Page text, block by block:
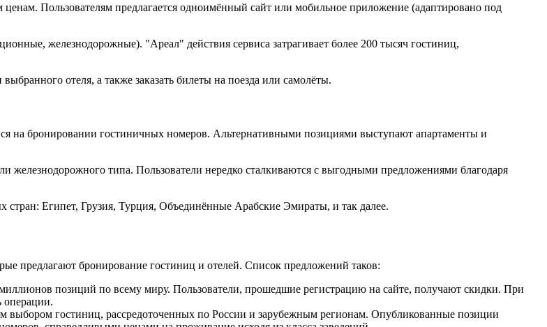
Пользователям предлагается одноимённый сайт или мобильное приложение (адаптировано под
железнодорожные). "Ареал" действия сервиса затрагивает более 200 тысяч гостиниц,
отеля, а также заказать билеты на поезда или самолёты.
на бронировании гостиничных номеров. Альтернативными позициями выступают апартаменты и
типа. Пользователи нередко сталкиваются с выгодными предложениями благодаря
Египет, Грузия, Турция, Объединённые Арабские Эмираты, и так далее.
предлагают бронирование гостиниц и отелей. Список предложений таков:
позиций по всему миру. Пользователи, прошедшие регистрацию на сайте, получают скидки. При
операции.
выбором гостиниц, рассредоточенных по России и зарубежным регионам. Опубликованные позиции